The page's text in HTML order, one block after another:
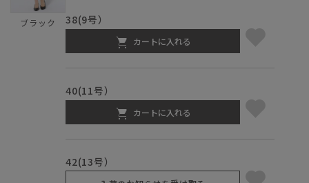
ブラック 38(9号）
カートに入れる
40(11号）
カートに入れる
42(13号）